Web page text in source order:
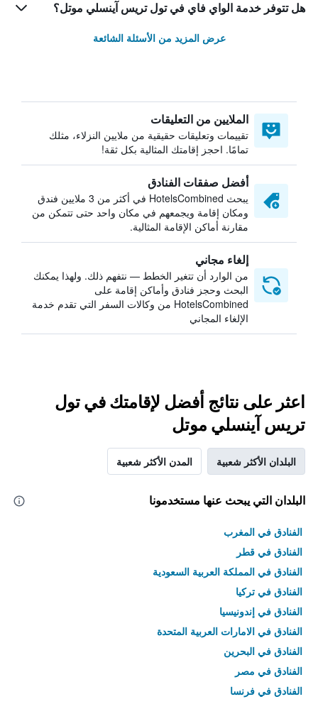
هل تتوفر خدمة الواي فاي في تول تريس آينسلي موتل؟
عرض المزيد من الأسئلة الشائعة
الملايين من التعليقات
تقييمات وتعليقات حقيقية من ملايين النزلاء، مثلك
تمامًا. احجز إقامتك المثالية بكل ثقة!
أفضل صفقات الفنادق
يبحث HotelsCombined في أكثر من 3 ملايين فندق
ومكان إقامة ويجمعهم في مكان واحد حتى تتمكن من
مقارنة أماكن الإقامة المثالية.
إلغاء مجاني
من الوارد أن تتغير الخطط — نتفهم ذلك. ولهذا يمكنك
البحث وحجز فنادق وأماكن إقامة على
HotelsCombined من وكالات السفر التي تقدم خدمة
الإلغاء المجاني
اعثر على نتائج أفضل لإقامتك في تول
تريس آينسلي موتل
البلدان الأكثر شعبية المدن الأكثر شعبية
البلدان التي يبحث عنها مستخدمونا
الفنادق في المغرب
الفنادق في قطر
الفنادق في المملكة العربية السعودية
الفنادق في تركيا
الفنادق في إندونيسيا
الفنادق في الامارات العربية المتحدة
الفنادق في البحرين
الفنادق في مصر
الفنادق في فرنسا